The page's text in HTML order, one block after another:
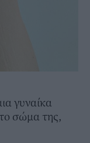
γυναίκα
σώμα της,